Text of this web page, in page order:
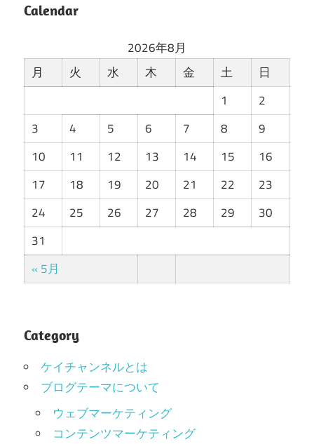
Calendar
2026年8月
月
火 水 木 金 土 日
« 5月
1
2
3
4 5 6 7 8
9
10
11 12 13 14 15
16
17
18 19 20 21 22
23
24
25 26 27 28 29
30
31
Category
ケイチャンネルとは
ブログテーマについて
ウェブマーケティング
コンテンツマーケティング